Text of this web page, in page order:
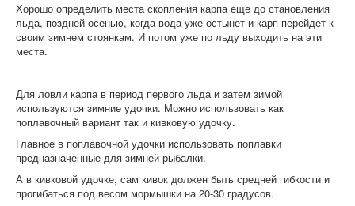
Хорошо определить места скопления карпа еще до становления
льда, поздней осенью, когда вода уже остынет и карп перейдет к
своим зимнем стоянкам. И потом уже по льду выходить на эти
места.
Для ловли карпа в период первого льда и затем зимой
используются зимние удочки. Можно использовать как
поплавочный вариант так и кивковую удочку.
Главное в поплавочной удочки использовать поплавки
предназначенные для зимней рыбалки.
А в кивковой удочке, сам кивок должен быть средней гибкости и
прогибаться под весом мормышки на 20-30 градусов.